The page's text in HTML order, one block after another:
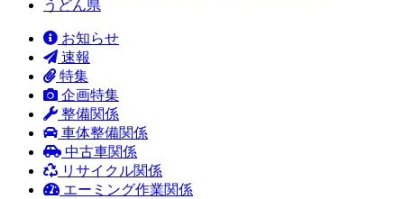
うどん県
お知らせ
速報
特集
企画特集
整備関係
車体整備関係
中古車関係
リサイクル関係
エーミング作業関係